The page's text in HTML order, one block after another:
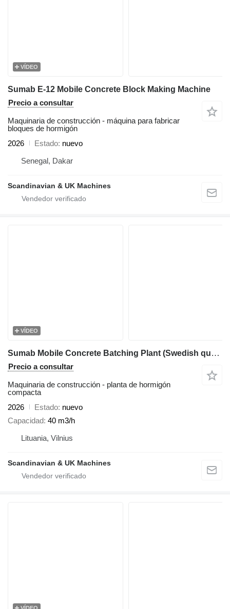
VÍDEO
Sumab E-12 Mobile Concrete Block Making Machine
Precio a consultar
Maquinaria de construcción - máquina para fabricar
bloques de hormigón
2026
Estado nuevo
Senegal, Dakar
Scandinavian & UK Machines
VÍDEO
Sumab Mobile Concrete Batching Plant (Swedish quality)
Precio a consultar
Maquinaria de construcción - planta de hormigón
compacta
2026
Estado nuevo
Capacidad 40 m3/h
Lituania, Vilnius
Scandinavian & UK Machines